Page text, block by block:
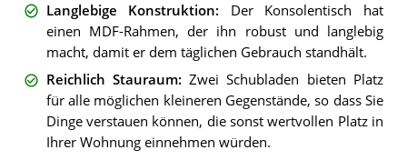
Langlebige Konstruktion: Der Konsolentisch hat
einen MDF-Rahmen, der ihn robust und langlebig
macht, damit er dem täglichen Gebrauch standhält.
Reichlich Stauraum:Zwei Schubladen bieten Platz
für alle möglichen kleineren Gegenstände, so dass Sie
Dinge verstauen können, die sonst wertvollen Platz in
Ihrer Wohnung einnehmen würden.